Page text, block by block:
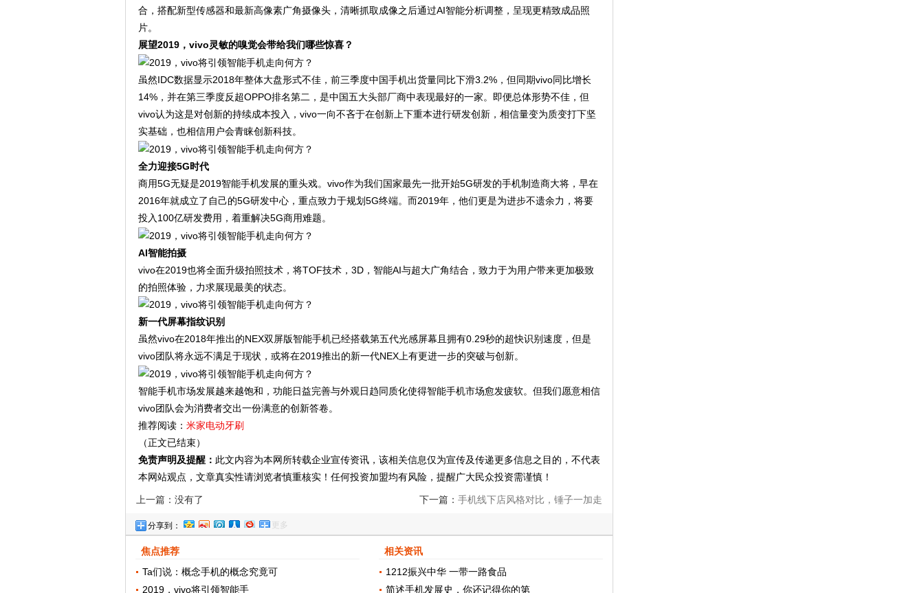
合，搭配新型传感器和最新高像素广角摄像头，清晰抓取成像之后通过AI智能分析调整，呈现更精致成品照
片。
展望2019，vivo灵敏的嗅觉会带给我们哪些惊喜？
虽然IDC数据显示2018年整体大盘形式不佳，前三季度中国手机出货量同比下滑3.2%，但同期vivo同比增长
14%，并在第三季度反超OPPO排名第二，是中国五大头部厂商中表现最好的一家。即便总体形势不佳，但
vivo认为这是对创新的持续成本投入，vivo一向不吝于在创新上下重本进行研发创新，相信量变为质变打下坚
实基础，也相信用户会青睐创新科技。
全力迎接5G时代
商用5G无疑是2019智能手机发展的重头戏。vivo作为我们国家最先一批开始5G研发的手机制造商大将，早在
2016年就成立了自己的5G研发中心，重点致力于规划5G终端。而2019年，他们更是为进步不遗余力，将要
投入100亿研发费用，着重解决5G商用难题。
AI智能拍摄
vivo在2019也将全面升级拍照技术，将TOF技术，3D，智能AI与超大广角结合，致力于为用户带来更加极致
的拍照体验，力求展现最美的状态。
新一代屏幕指纹识别
虽然vivo在2018年推出的NEX双屏版智能手机已经搭载第五代光感屏幕且拥有0.29秒的超快识别速度，但是
vivo团队将永远不满足于现状，或将在2019推出的新一代NEX上有更进一步的突破与创新。
智能手机市场发展越来越饱和，功能日益完善与外观日趋同质化使得智能手机市场愈发疲软。但我们愿意相信
vivo团队会为消费者交出一份满意的创新答卷。
推荐阅读： 米家电动牙刷
（正文已结束）
免责声明及提醒： 此文内容为本网所转载企业宣传资讯，该相关信息仅为宣传及传递更多信息之目的，不代表
本网站观点，文章真实性请浏览者慎重核实！任何投资加盟均有风险，提醒广大民众投资需谨慎！
上一篇：没有了 下一篇： 手机线下店风格对比，锤子一加走
分享到： 更多
焦点推荐
Ta们说：概念手机的概念究竟可
2019，vivo将引领智能手
相关资讯
1212振兴中华 一带一路食品
简述手机发展史，你还记得你的第